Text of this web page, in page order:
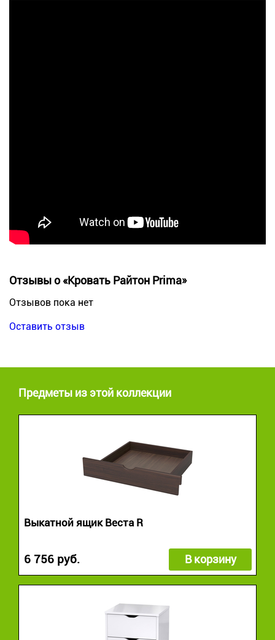
Отзывы о «Кровать Райтон Prima»
Отзывов пока нет
Оставить отзыв
Предметы из этой коллекции
Выкатной ящик Веста R
6 756 руб. В корзину